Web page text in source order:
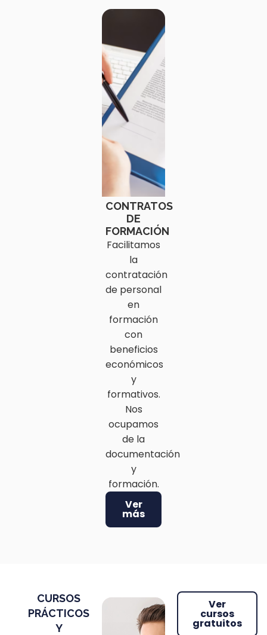
CONTRATOS
DE
FORMACIÓN
Facilitamos
la
contratación
de personal
en
formación
con
beneficios
económicos
y
formativos.
Nos
ocupamos
de la
documentación
y
formación.
Ver
más
CURSOS
PRÁCTICOS
Y
Ver
cursos
gratuitos